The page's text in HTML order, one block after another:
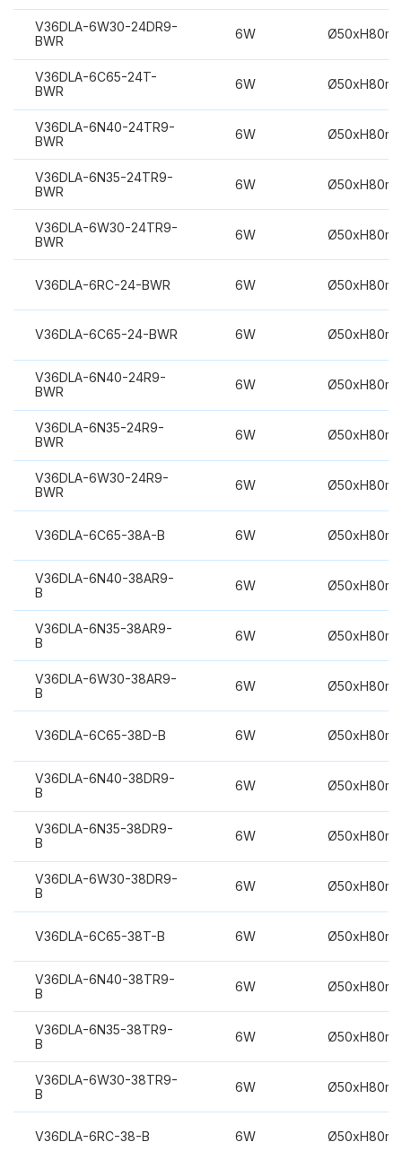
V36DLA-6W30-24DR9-
BWR
6W
V36DLA-6C65-24T-
BWR
6W
V36DLA-6N40-24TR9-
BWR
6W
V36DLA-6N35-24TR9-
BWR
6W
V36DLA-6W30-24TR9-
BWR
6W
V36DLA-6RC-24-BWR 6W
V36DLA-6C65-24-BWR 6W
V36DLA-6N40-24R9-
BWR
6W
V36DLA-6N35-24R9-
BWR
6W
V36DLA-6W30-24R9-
BWR
6W
V36DLA-6C65-38A-B 6W
V36DLA-6N40-38AR9-
B
6W
V36DLA-6N35-38AR9-
B
6W
V36DLA-6W30-38AR9-
B
6W
V36DLA-6C65-38D-B 6W
V36DLA-6N40-38DR9-
B
6W
V36DLA-6N35-38DR9-
B
6W
V36DLA-6W30-38DR9-
B
6W
V36DLA-6C65-38T-B 6W
V36DLA-6N40-38TR9-
B
6W
V36DLA-6N35-38TR9-
B
6W
V36DLA-6W30-38TR9-
B
6W
V36DLA-6RC-38-B 6W